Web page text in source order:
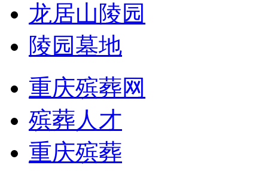
龙居山陵园
陵园墓地
重庆殡葬网
殡葬人才
重庆殡葬